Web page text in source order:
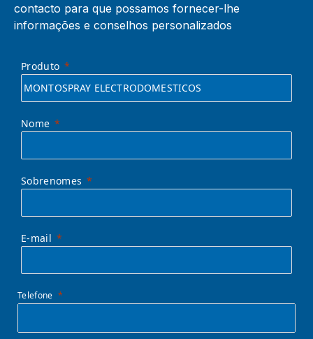
contacto para que possamos fornecer-lhe
informações e conselhos personalizados
Produto
Nome
Sobrenomes
E-mail
Telefone